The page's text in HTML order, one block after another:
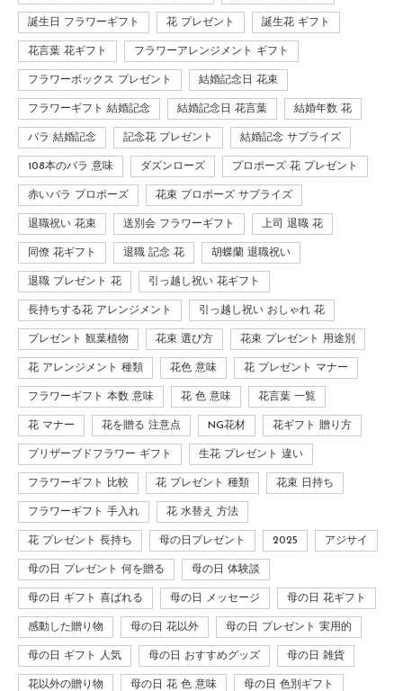
誕生日 フラワーギフト 花 プレゼント 誕生花 ギフト
花言葉 花ギフト フラワーアレンジメント ギフト
フラワーボックス プレゼント 結婚記念日 花束
フラワーギフト 結婚記念 結婚記念日 花言葉 結婚年数 花
バラ 結婚記念 記念花 プレゼント 結婚記念 サプライズ
108本のバラ 意味 ダズンローズ プロポーズ 花 プレゼント
赤いバラ プロポーズ 花束 プロポーズ サプライズ
退職祝い 花束 送別会 フラワーギフト 上司 退職 花
同僚 花ギフト 退職 記念 花 胡蝶蘭 退職祝い
退職 プレゼント 花 引っ越し祝い 花ギフト
長持ちする花 アレンジメント 引っ越し祝い おしゃれ 花
プレゼント 観葉植物 花束 選び方 花束 プレゼント 用途別
花 アレンジメント 種類 花色 意味 花 プレゼント マナー
フラワーギフト 本数 意味 花 色 意味 花言葉 一覧
花 マナー 花を贈る 注意点 NG花材 花ギフト 贈り方
プリザーブドフラワー ギフト 生花 プレゼント 違い
フラワーギフト 比較 花 プレゼント 種類 花束 日持ち
フラワーギフト 手入れ 花 水替え 方法
花 プレゼント 長持ち 母の日プレゼント 2025 アジサイ
母の日 プレゼント 何を贈る 母の日 体験談
母の日 ギフト 喜ばれる 母の日 メッセージ 母の日 花ギフト
感動した贈り物 母の日 花以外 母の日 プレゼント 実用的
母の日 ギフト 人気 母の日 おすすめグッズ 母の日 雑貨
花以外の贈り物 母の日 花 色 意味 母の日 色別ギフト